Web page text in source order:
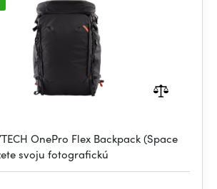
OnePro Flex Backpack (Space
svoju fotografickú